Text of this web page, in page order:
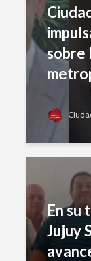
sobre
En su
Jujuy